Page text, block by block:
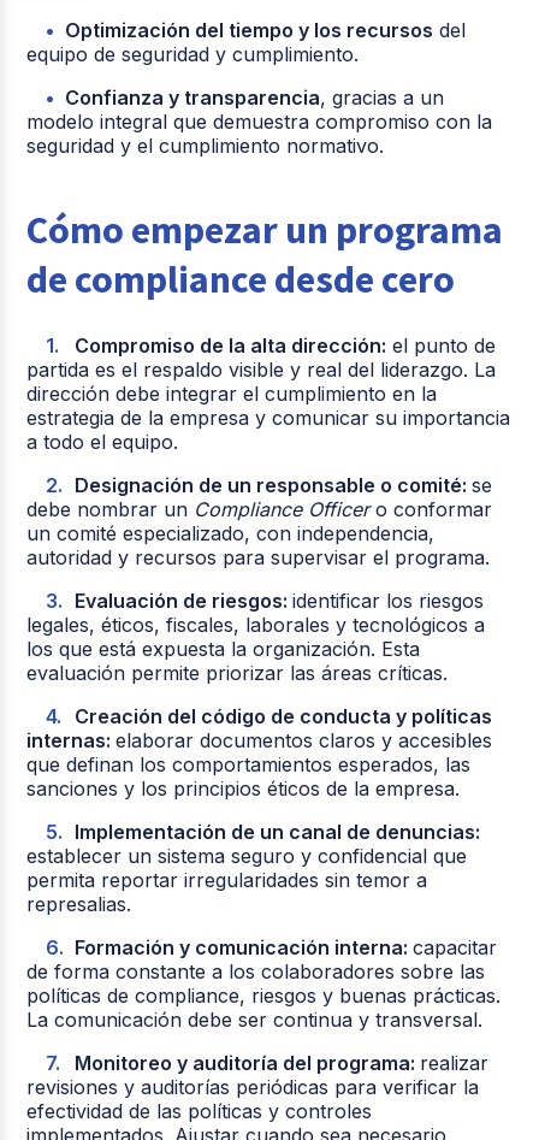
Optimización del tiempo y los recursos del
equipo de seguridad y cumplimiento.
Confianza y transparencia, gracias a un
modelo integral que demuestra compromiso con la
seguridad y el cumplimiento normativo.
Cómo empezar un programa
de compliance desde cero
Compromiso de la alta dirección: el punto de
partida es el respaldo visible y real del liderazgo. La
dirección debe integrar el cumplimiento en la
estrategia de la empresa y comunicar su importancia
a todo el equipo.
Designación de un responsable o comité:se
debe nombrar un Compliance Officero conformar
un comité especializado, con independencia,
autoridad y recursos para supervisar el programa.
Evaluación de riesgos:identificar los riesgos
legales, éticos, fiscales, laborales y tecnológicos a
los que está expuesta la organización. Esta
evaluación permite priorizar las áreas críticas.
Creación del código de conducta y políticas
internas:elaborar documentos claros y accesibles
que definan los comportamientos esperados, las
sanciones y los principios éticos de la empresa.
Implementación de un canal de denuncias:
establecer un sistema seguro y confidencial que
permita reportar irregularidades sin temor a
represalias.
Formación y comunicación interna:capacitar
de forma constante a los colaboradores sobre las
políticas de compliance, riesgos y buenas prácticas.
La comunicación debe ser continua y transversal.
Monitoreo y auditoría del programa: realizar
revisiones y auditorías periódicas para verificar la
efectividad de las políticas y controles
implementados. Ajustar cuando sea necesario.